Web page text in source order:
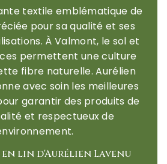
textile emblématique de
pour sa qualité et ses
À Valmont, le sol et
permettent une culture
fibre naturelle. Aurélien
avec soin les meilleures
garantir des produits de
et respectueux de
lin d'Aurélien Lavenu